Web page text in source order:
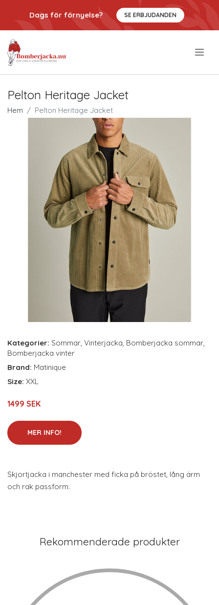
Dags för förnyelse? SE ERBJUDANDEN
Pelton Heritage Jacket
Hem Pelton Heritage Jacket
Kategorier: Sommar, Vinterjacka, Bomberjacka sommar,
Bomberjacka vinter
Brand: Matinique
Size: XXL
1499 SEK
MER INFO!
Skjortjacka i manchester med ficka på bröstet, lång ärm
och rak passform.
Rekommenderade produkter